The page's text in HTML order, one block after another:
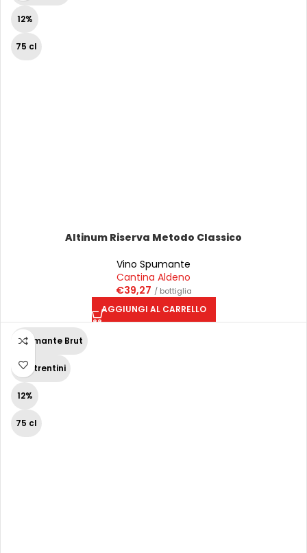
12%
75 cl
Altinum Riserva Metodo Classico
Vino Spumante
Cantina Aldeno
€39,27 / bottiglia
AGGIUNGI AL CARRELLO
Spumante Brut
Vini trentini
12%
75 cl